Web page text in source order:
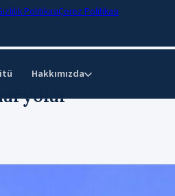
Hakkımızda⌄
PolitikasıÇerez Politikası